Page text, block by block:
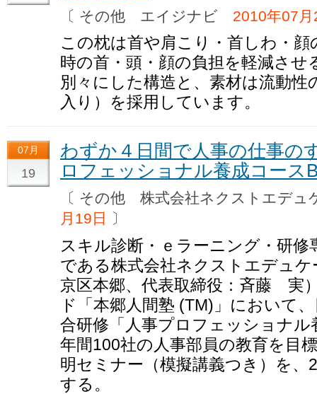
〔 その他 エイジナビ 2010年07月
この枕は首や肩こり・首しわ・
時の首・頭・顔の負担を軽減させ
別々にした構造と、素材は流動
入り）を採用しています。
07月
19
わずか４日間で人事の仕事の
ロフェッショナル養成コース
〔 その他 株式会社ネクストエデ
月19日
〕
スキル診断・ｅラーニング・研
である株式会社ネクストエデュ
京区本郷、代表取締役：斉藤 実
ド「本郷人間塾 (TM)」において
合研修「人事プロフェッショナ
年間100社の人事部員の教育を目
明セミナー（模擬講義つき）を、
する。